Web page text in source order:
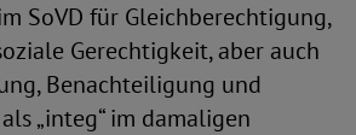
SoVD für Gleichberechtigung,
Gerechtigkeit, aber auch
Benachteiligung und
„integ“ im damaligen